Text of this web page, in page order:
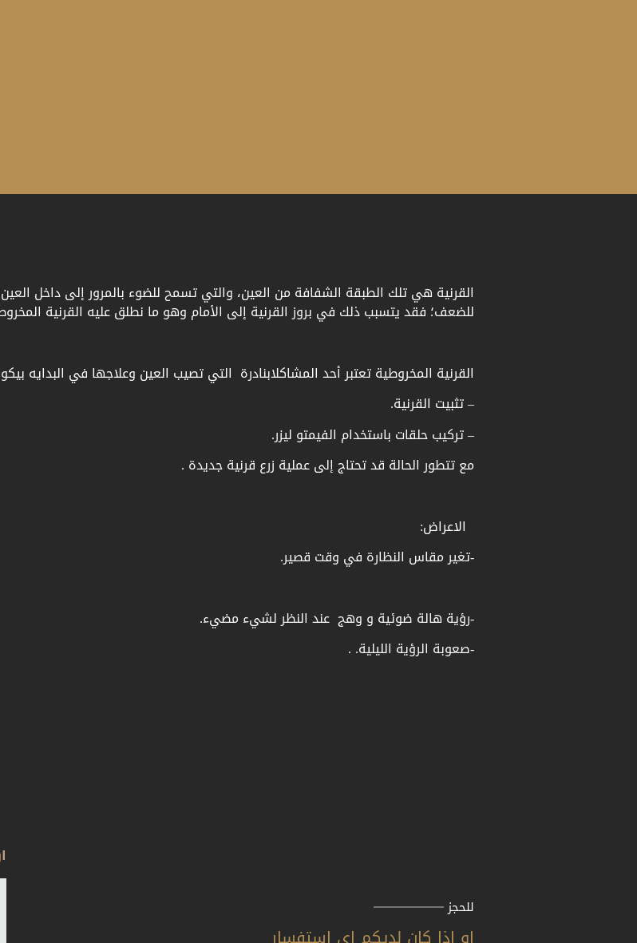
القرنية هي تلك الطبقة الشفافة من العين، والتي تسمح للضوء بالمرور إلى داخل
للضعف؛ فقد يتسبب ذلك في بروز القرنية إلى الأمام وهو ما نطلق عليه القرنية
القرنية المخروطية تعتبر أحد المشاكلابنادرة التي تصيب العين وعلاجها في
– تثبيت القرنية.
– تركيب حلقات باستخدام الفيمتو ليزر.
مع تتطور الحالة قد تحتاج إلى عملية زرع قرنية جديدة .
الاعراض:
-تغير مقاس النظارة في وقت قصير.
-رؤية هالة ضوئية و وهج عند النظر لشيء مضيء.
-صعوبة الرؤية الليلية. .
للحجز